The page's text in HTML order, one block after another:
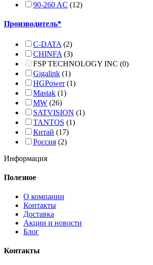
90-260 AC (12)
Производитель*
C-DATA (2)
CHINFA (3)
FSP TECHNOLOGY INC (0)
Gigalink (1)
HGPower(1)
Mastak (1)
MW (26)
SATVISION (1)
TANTOS (1)
Китай (17)
Россия (2)
Информация
Полезное
О компании
Контакты
Доставка
Акции и новости
Блог
Контакты